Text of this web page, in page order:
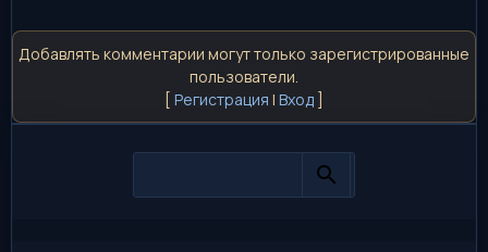
Добавлять комментарии могут только зарегистрированные
пользователи.
[ Регистрация | Вход ]